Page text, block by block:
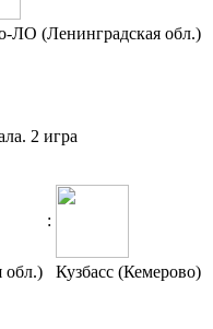
ЛО (Ленинградская обл.)
2 игра
:
обл.) Кузбасс (Кемерово)